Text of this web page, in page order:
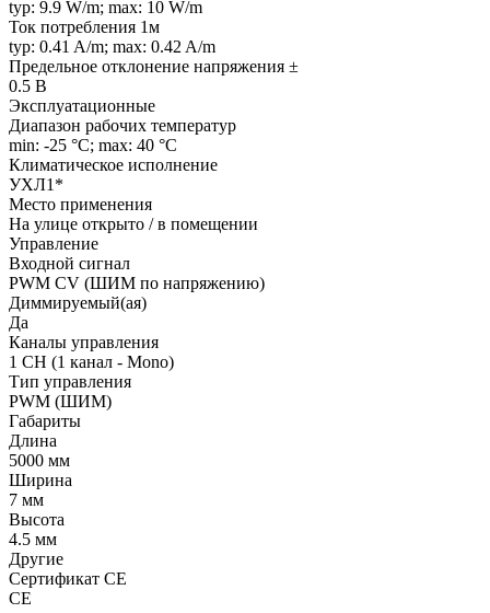
typ: 9.9 W/m; max: 10 W/m
Ток потребления 1м
typ: 0.41 A/m; max: 0.42 A/m
Предельное отклонение напряжения ±
0.5 В
Эксплуатационные
Диапазон рабочих температур
min: -25 °C; max: 40 °C
Климатическое исполнение
УХЛ1*
Место применения
На улице открыто / в помещении
Управление
Входной сигнал
PWM СV (ШИМ по напряжению)
Диммируемый(ая)
Да
Каналы управления
1 CH (1 канал - Mono)
Тип управления
PWM (ШИМ)
Габариты
Длина
5000 мм
Ширина
7 мм
Высота
4.5 мм
Другие
Сертификат CE
CE